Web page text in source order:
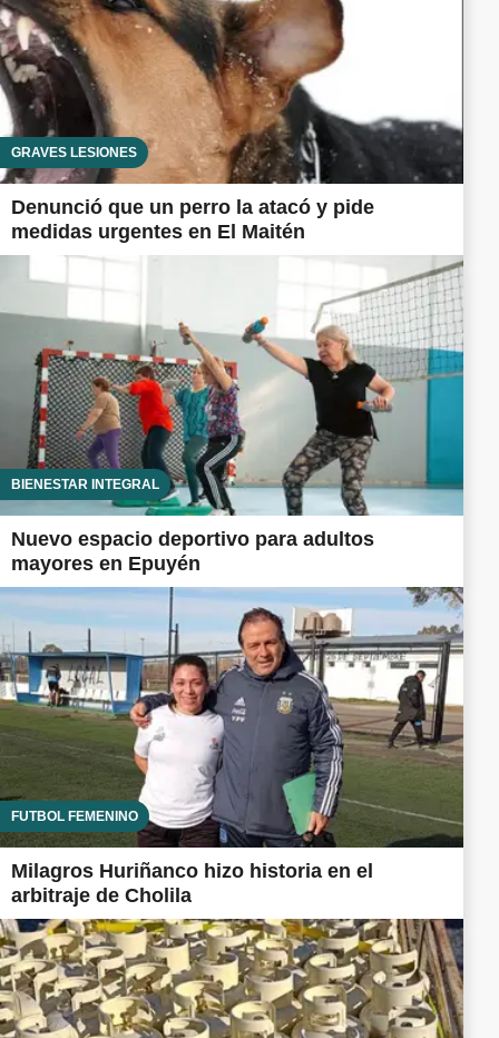
GRAVES LESIONES
Denunció que un perro la atacó y pide
medidas urgentes en El Maitén
BIENESTAR INTEGRAL
Nuevo espacio deportivo para adultos
mayores en Epuyén
FUTBOL FEMENINO
Milagros Huriñanco hizo historia en el
arbitraje de Cholila